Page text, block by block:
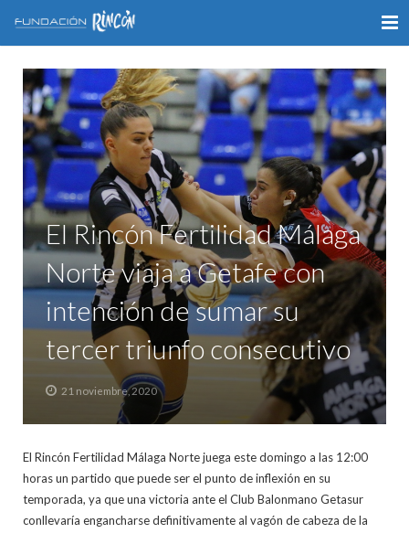
INICIO
LA FUNDACIÓN
APOYO AL DEPORTE
GALERÍA
VÍDEOS
COLABORA
CONTACTO
El Rincón Fertilidad Málaga
Norte viaja a Getafe con
intención de sumar su
tercer triunfo consecutivo
21 noviembre, 2020
El Rincón Fertilidad Málaga Norte juega este domingo a las 12:00
horas un partido que puede ser el punto de inflexión en su
temporada, ya que una victoria ante el Club Balonmano Getasur
conllevaría engancharse definitivamente al vagón de cabeza de la